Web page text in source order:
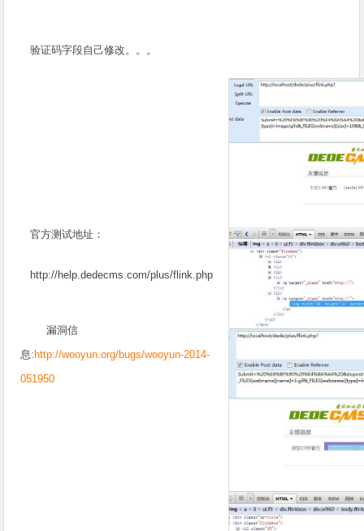
验证码字段自己修改。。。
官方测试地址：
http://help.dedecms.com/plus/flink.php
漏洞信
息: http://wooyun.org/bugs/wooyun-2014-
051950